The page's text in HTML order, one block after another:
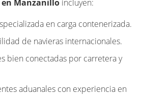
Manzanillo incluyen:
en carga contenerizada.
de navieras internacionales.
bien conectadas por carretera y
aduanales con experiencia en